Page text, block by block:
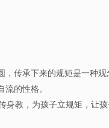
，传承下来的规矩是一种
流的性格。
教，为孩子立规矩，让孩